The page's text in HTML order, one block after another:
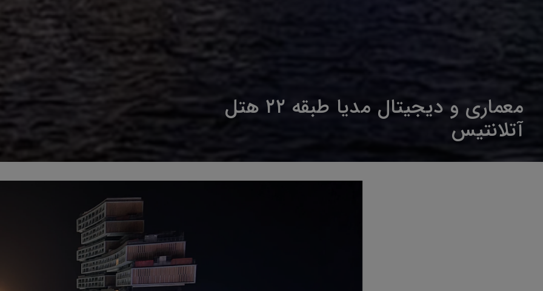
معماری و دیجیتال مدیا طبقه ۲۲ هتل
آتلانتیس